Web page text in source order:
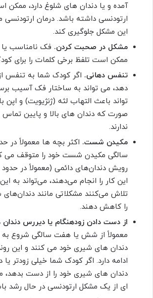
آمده و یا دندان های شلوغ دارد، ممکن
ارتودنسی داشته باشد. درمان ارتودنسی
این مشکل جلوگیری کند.
مشکل در صحبت کردن. فک نامناسب
ممکن است تلفظ برخی کلمات را برای
تنفس دهانی. اگر کودک شما به تنفس
دهد، می تواند به ساختار فک آسیب
تواند باعث التهاب لثه (ژنژیویت) و اپن
صورت که دندان های بالا و پایین
ندارند.
مکیدن شست. اکثر بچه ها معمولاً در
سالگی مکیدن شست خود را متوقف می
رویش دندان‌های دائمی (معمولاً در
این کار را انجام می‌دهند، می‌تواند به
تلاش می‌کنند مشکلاتی مانند دندان‌های
را کاهش دهند.
از دست دادن زودهنگام یا دیررس
معمولاً از شش یا هفت سالگی شروع
ادامه دارد. اگر کودک شما خیلی زودتر یا
دندان های شیری خود را از دست
ای از یک مشکل ارتودنسی در حال رشد